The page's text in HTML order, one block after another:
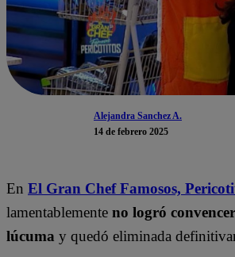
Alejandra Sanchez A.
14 de febrero 2025
En El Gran Chef Famosos,
lamentablemente no logró
lúcuma y quedó eliminada